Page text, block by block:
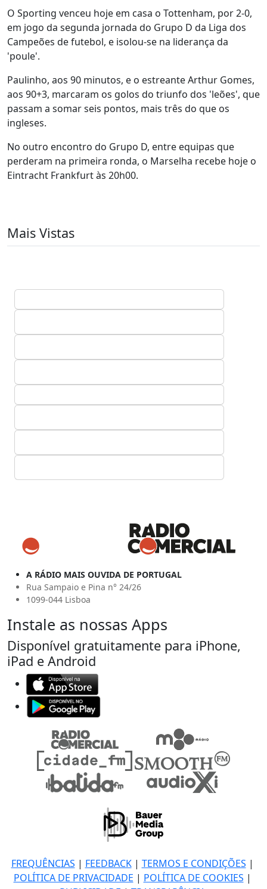
O Sporting venceu hoje em casa o Tottenham, por 2-0,
em jogo da segunda jornada do Grupo D da Liga dos
Campeões de futebol, e isolou-se na liderança da
'poule'.
Paulinho, aos 90 minutos, e o estreante Arthur Gomes,
aos 90+3, marcaram os golos do triunfo dos 'leões', que
passam a somar seis pontos, mais três do que os
ingleses.
No outro encontro do Grupo D, entre equipas que
perderam na primeira ronda, o Marselha recebe hoje o
Eintracht Frankfurt às 20h00.
Mais Vistas
A RÁDIO MAIS OUVIDA DE PORTUGAL
Rua Sampaio e Pina n° 24/26
1099-044 Lisboa
Instale as nossas Apps
Disponível gratuitamente para iPhone,
iPad e Android
FREQUÊNCIAS | FEEDBACK| TERMOS E CONDIÇÕES |
POLÍTICA DE PRIVACIDADE | POLÍTICA DE COOKIES |